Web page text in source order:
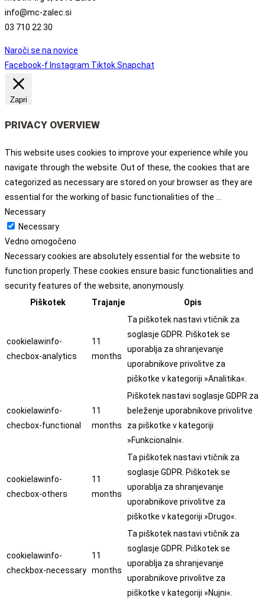
info@mc-zalec.si
03 710 22 30
Naroči se na novice
Facebook-fInstagram TiktokSnapchat
Zapri
PRIVACY OVERVIEW
This website uses cookies to improve your experience while you
navigate through the website. Out of these, the cookies that are
categorized as necessary are stored on your browser as they are
essential for the working of basic functionalities of the
Necessary
Necessary
Vedno omogočeno
Necessary cookies are absolutely essential for the website to
function properly. These cookies ensure basic functionalities and
security features of the website, anonymously.
Piškotek
Trajanje Opis
cookielawinfo-
checbox-analytics
11
months
Ta piškotek nastavi vtičnik za
soglasje GDPR. Piškotek se
uporablja za shranjevanje
uporabnikove privolitve za
piškotke v kategoriji »Analitika«.
cookielawinfo-
checbox-functional
11
months
Piškotek nastavi soglasje GDPR za
beleženje uporabnikove privolitve
za piškotke v kategoriji
»Funkcionalni«.
cookielawinfo-
checbox-others
11
months
Ta piškotek nastavi vtičnik za
soglasje GDPR. Piškotek se
uporablja za shranjevanje
uporabnikove privolitve za
piškotke v kategoriji »Drugo«.
cookielawinfo-
checkbox-necessary
11
months
Ta piškotek nastavi vtičnik za
soglasje GDPR. Piškotek se
uporablja za shranjevanje
uporabnikove privolitve za
piškotke v kategoriji »Nujni«.